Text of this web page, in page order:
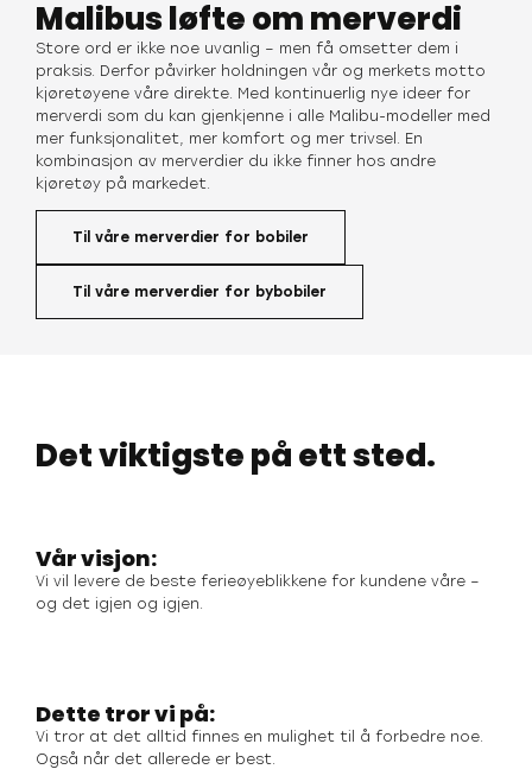
Malibus løfte om merverdi
Store ord er ikke noe uvanlig – men få omsetter dem i
praksis. Derfor påvirker holdningen vår og merkets motto
kjøretøyene våre direkte. Med kontinuerlig nye ideer for
merverdi som du kan gjenkjenne i alle Malibu-modeller med
mer funksjonalitet, mer komfort og mer trivsel. En
kombinasjon av merverdier du ikke finner hos andre
kjøretøy på markedet.
Til våre merverdier for bobiler
Til våre merverdier for bybobiler
Det viktigste på ett sted.
Vår visjon:
Vi vil levere de beste ferieøyeblikkene for kundene våre –
og det igjen og igjen.
Dette tror vi på:
Vi tror at det alltid finnes en mulighet til å forbedre noe.
Også når det allerede er best.